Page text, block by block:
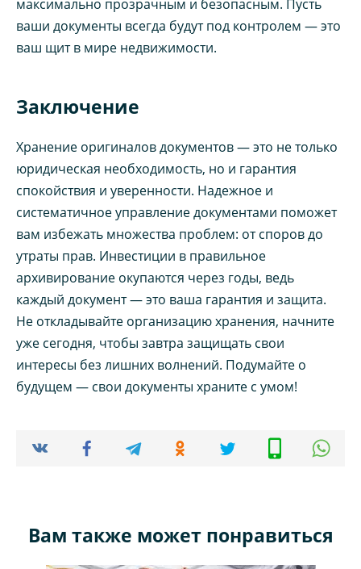
максимально прозрачным и безопасным. Пусть
ваши документы всегда будут под контролем — это
ваш щит в мире недвижимости.
Заключение
Хранение оригиналов документов — это не только
юридическая необходимость, но и гарантия
спокойствия и уверенности. Надежное и
систематичное управление документами поможет
вам избежать множества проблем: от споров до
утраты прав. Инвестиции в правильное
архивирование окупаются через годы, ведь
каждый документ — это ваша гарантия и защита.
Не откладывайте организацию хранения, начните
уже сегодня, чтобы завтра защищать свои
интересы без лишних волнений. Подумайте о
будущем — свои документы храните с умом!
Вам также может понравиться